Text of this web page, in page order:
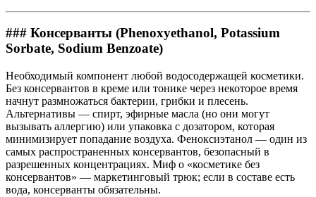
### Консерванты (Phenoxyethanol, Potassium
Sorbate, Sodium Benzoate)
Необходимый компонент любой водосодержащей косметики.
Без консервантов в креме или тонике через некоторое время
начнут размножаться бактерии, грибки и плесень.
Альтернативы — спирт, эфирные масла (но они могут
вызывать аллергию) или упаковка с дозатором, которая
минимизирует попадание воздуха. Феноксиэтанол — один из
самых распространенных консервантов, безопасный в
разрешенных концентрациях. Миф о «косметике без
консервантов» — маркетинговый трюк; если в составе есть
вода, консерванты обязательны.